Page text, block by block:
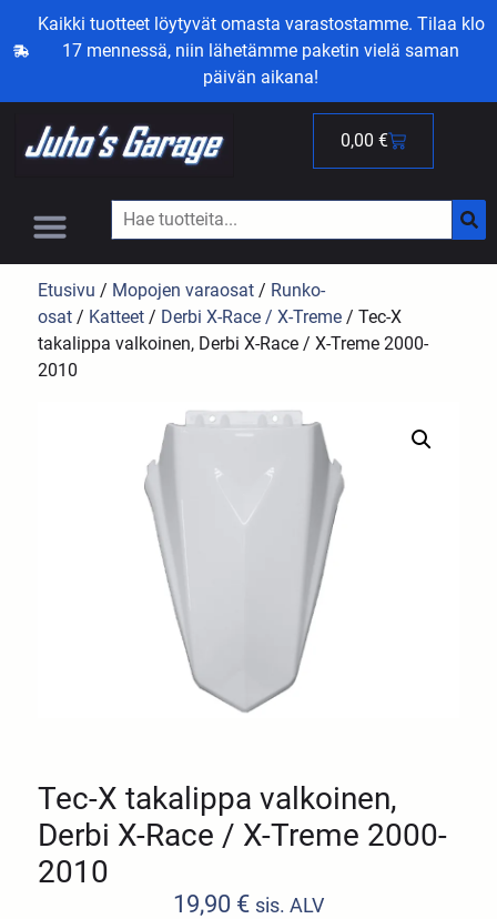
Kaikki tuotteet löytyvät omasta varastostamme. Tilaa klo
17 mennessä, niin lähetämme paketin vielä saman
päivän aikana!
0,00 €
Etusivu / Mopojen varaosat / Runko-
osat / Katteet / Derbi X-Race / X-Treme / Tec-X
takalippa valkoinen, Derbi X-Race / X-Treme 2000-
2010
Tec-X takalippa valkoinen,
Derbi X-Race / X-Treme 2000-
2010
19,90 € sis. ALV